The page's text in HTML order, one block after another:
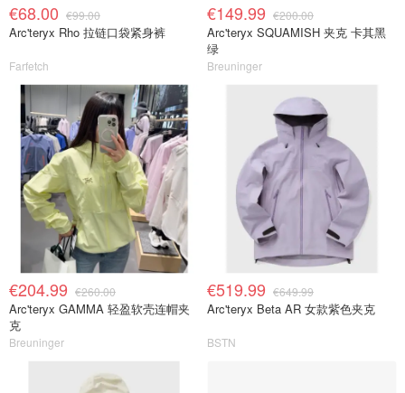
€68.00 €99.00
Arc'teryx Rho 拉链口袋紧身裤
Farfetch
€149.99 €200.00
Arc'teryx SQUAMISH 夹克 卡其黑
绿
Breuninger
€204.99 €260.00
Arc'teryx GAMMA 轻盈软壳连帽夹
克
Breuninger
€519.99 €649.99
Arc'teryx Beta AR 女款紫色夹克
BSTN